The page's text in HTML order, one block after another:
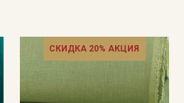
СКИДКА 20% АКЦИЯ